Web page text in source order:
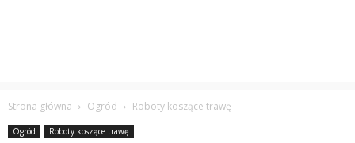
Strona główna Ogród Roboty koszące trawę
Ogród Roboty koszące trawę